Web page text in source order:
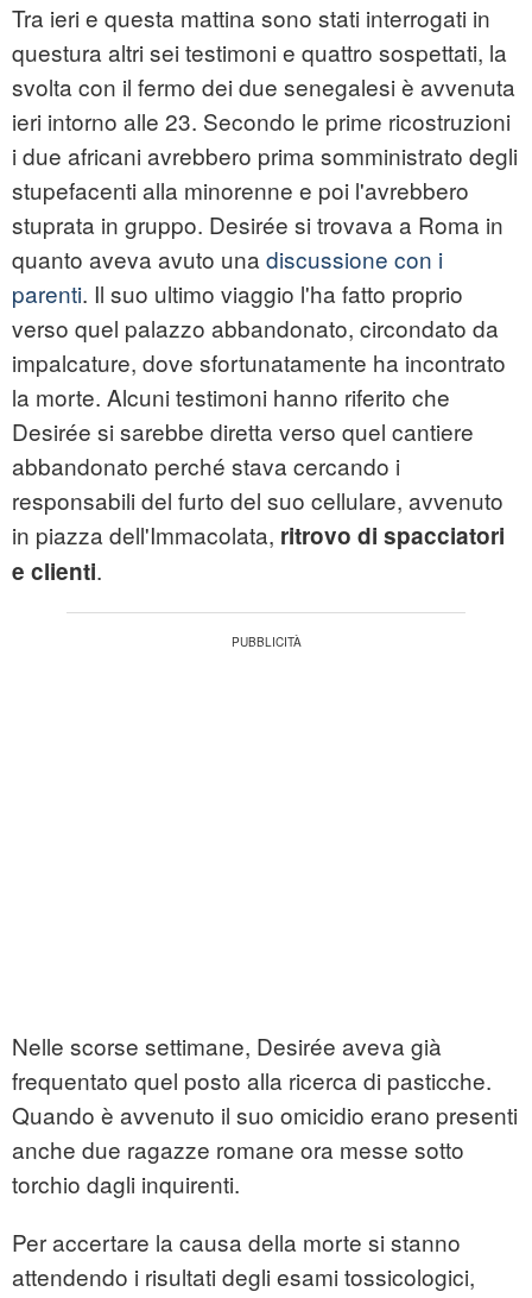
Tra ieri e questa mattina sono stati interrogati in
questura altri sei testimoni e quattro sospettati, la
svolta con il fermo dei due senegalesi è avvenuta
ieri intorno alle 23. Secondo le prime ricostruzioni
i due africani avrebbero prima somministrato degli
stupefacenti alla minorenne e poi l'avrebbero
stuprata in gruppo. Desirée si trovava a Roma in
quanto aveva avuto una discussione con i
parenti. Il suo ultimo viaggio l'ha fatto proprio
verso quel palazzo abbandonato, circondato da
impalcature, dove sfortunatamente ha incontrato
la morte. Alcuni testimoni hanno riferito che
Desirée si sarebbe diretta verso quel cantiere
abbandonato perché stava cercando i
responsabili del furto del suo cellulare, avvenuto
in piazza dell'Immacolata, ritrovo di spacciatori
e clienti.
Nelle scorse settimane, Desirée aveva già
frequentato quel posto alla ricerca di pasticche.
Quando è avvenuto il suo omicidio erano presenti
anche due ragazze romane ora messe sotto
torchio dagli inquirenti.
Per accertare la causa della morte si stanno
attendendo i risultati degli esami tossicologici,